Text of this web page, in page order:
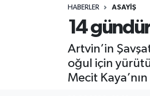
HABERLER ASAYIŞ
14
Artvin’in
oğul için
Mecit